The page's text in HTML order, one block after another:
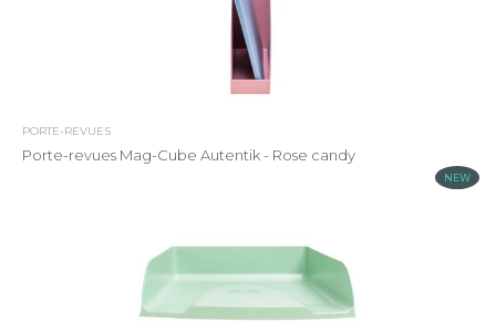
PORTE-REVUES
Porte-revues Mag-Cube Autentik - Rose candy
NEW